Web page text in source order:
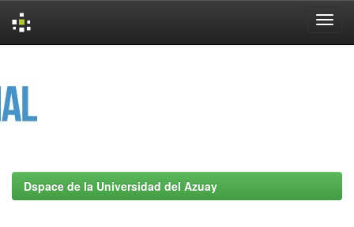
Dspace de la Universidad del Azuay